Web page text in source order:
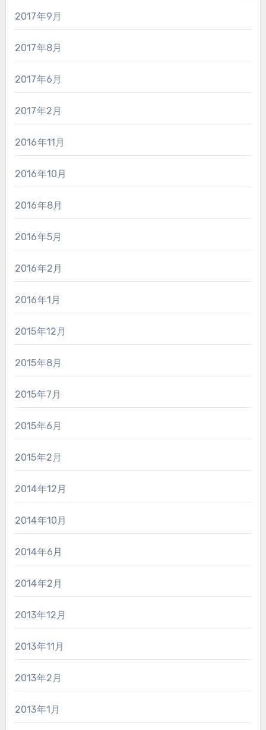
2017年9月
2017年8月
2017年6月
2017年2月
2016年11月
2016年10月
2016年8月
2016年5月
2016年2月
2016年1月
2015年12月
2015年8月
2015年7月
2015年6月
2015年2月
2014年12月
2014年10月
2014年6月
2014年2月
2013年12月
2013年11月
2013年2月
2013年1月